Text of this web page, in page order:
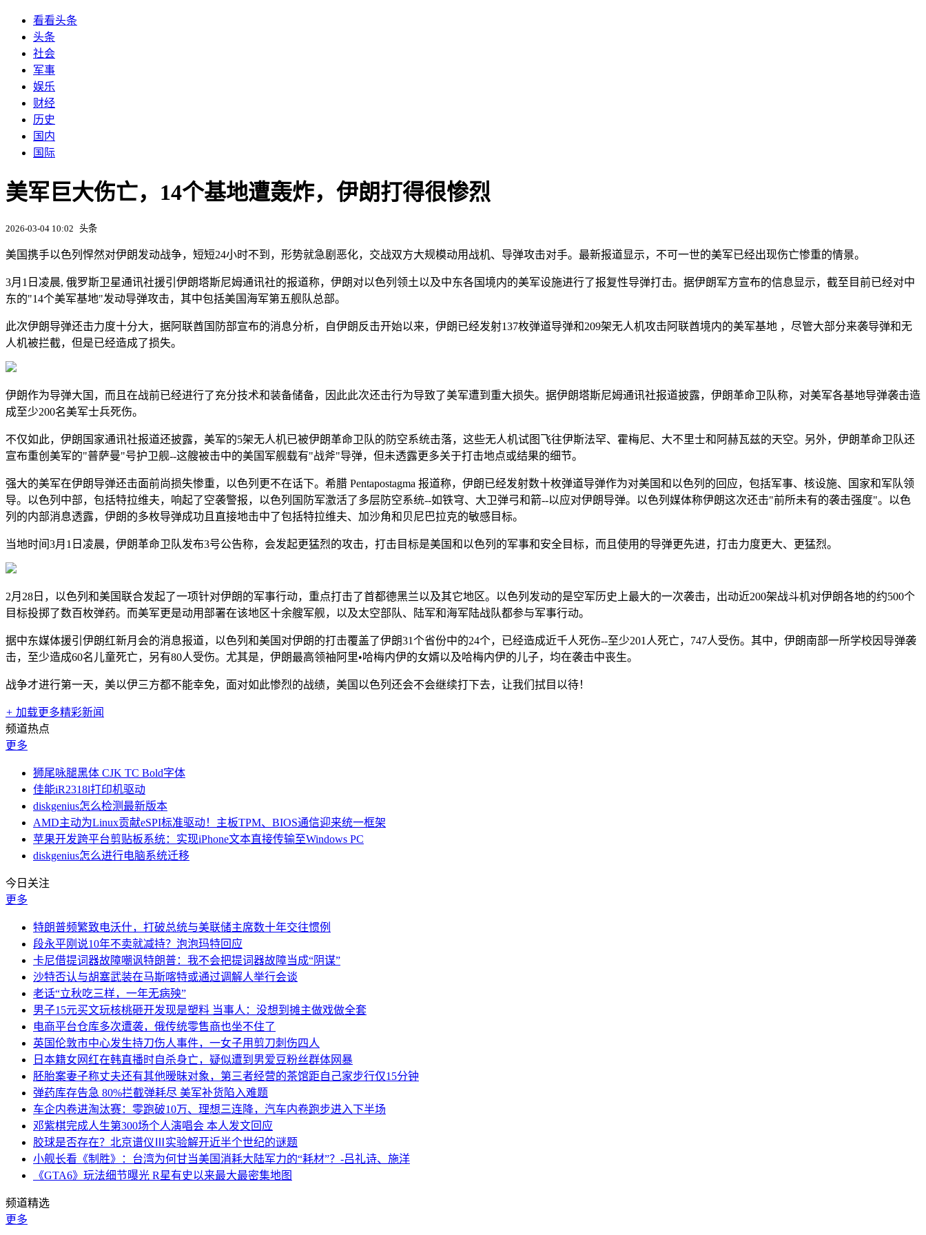
看看头条
头条
社会
军事
娱乐
财经
历史
国内
国际
美军巨大伤亡，14个基地遭轰炸，伊朗打得很惨烈
2026-03-04 10:02 头条
美国携手以色列悍然对伊朗发动战争，短短24小时不到，形势就急剧恶化，交战双方大规模动用战机、导弹攻击对手。最新报道显示，不可一世的美军已经出现伤亡惨重的情景。
3月1日凌晨, 俄罗斯卫星通讯社援引伊朗塔斯尼姆通讯社的报道称，伊朗对以色列领土以及中东各国境内的美军设施进行了报复性导弹打击。据伊朗军方宣布的信息显示，截至目前已经对中
东的"14个美军基地"发动导弹攻击，其中包括美国海军第五舰队总部。
此次伊朗导弹还击力度十分大，据阿联酋国防部宣布的消息分析，自伊朗反击开始以来，伊朗已经发射137枚弹道导弹和209架无人机攻击阿联酋境内的美军基地 ，尽管大部分来袭导弹和无
人机被拦截，但是已经造成了损失。
伊朗作为导弹大国，而且在战前已经进行了充分技术和装备储备，因此此次还击行为导致了美军遭到重大损失。据伊朗塔斯尼姆通讯社报道披露，伊朗革命卫队称，对美军各基地导弹袭击造
成至少200名美军士兵死伤。
不仅如此，伊朗国家通讯社报道还披露，美军的5架无人机已被伊朗革命卫队的防空系统击落，这些无人机试图飞往伊斯法罕、霍梅尼、大不里士和阿赫瓦兹的天空。另外，伊朗革命卫队还
宣布重创美军的"普萨曼"号护卫舰--这艘被击中的美国军舰载有"战斧"导弹，但未透露更多关于打击地点或结果的细节。
强大的美军在伊朗导弹还击面前尚损失惨重，以色列更不在话下。希腊 Pentapostagma 报道称，伊朗已经发射数十枚弹道导弹作为对美国和以色列的回应，包括军事、核设施、国家和军队领
导。以色列中部，包括特拉维夫，响起了空袭警报，以色列国防军激活了多层防空系统--如铁穹、大卫弹弓和箭--以应对伊朗导弹。以色列媒体称伊朗这次还击"前所未有的袭击强度"。以色
列的内部消息透露，伊朗的多枚导弹成功且直接地击中了包括特拉维夫、加沙角和贝尼巴拉克的敏感目标。
当地时间3月1日凌晨，伊朗革命卫队发布3号公告称，会发起更猛烈的攻击，打击目标是美国和以色列的军事和安全目标，而且使用的导弹更先进，打击力度更大、更猛烈。
2月28日，以色列和美国联合发起了一项针对伊朗的军事行动，重点打击了首都德黑兰以及其它地区。以色列发动的是空军历史上最大的一次袭击，出动近200架战斗机对伊朗各地的约500个
目标投掷了数百枚弹药。而美军更是动用部署在该地区十余艘军舰，以及太空部队、陆军和海军陆战队都参与军事行动。
据中东媒体援引伊朗红新月会的消息报道，以色列和美国对伊朗的打击覆盖了伊朗31个省份中的24个，已经造成近千人死伤--至少201人死亡，747人受伤。其中，伊朗南部一所学校因导弹袭
击，至少造成60名儿童死亡，另有80人受伤。尤其是，伊朗最高领袖阿里•哈梅内伊的女婿以及哈梅内伊的儿子，均在袭击中丧生。
战争才进行第一天，美以伊三方都不能幸免，面对如此惨烈的战绩，美国以色列还会不会继续打下去，让我们拭目以待！
+ 加载更多精彩新闻
频道热点
更多
狮尾咏腿黑体 CJK TC Bold字体
佳能iR2318l打印机驱动
diskgenius怎么检测最新版本
AMD主动为Linux贡献eSPI标准驱动！主板TPM、BIOS通信迎来统一框架
苹果开发跨平台剪贴板系统：实现iPhone文本直接传输至Windows PC
diskgenius怎么进行电脑系统迁移
今日关注
更多
特朗普频繁致电沃什，打破总统与美联储主席数十年交往惯例
段永平刚说10年不卖就减持？泡泡玛特回应
卡尼借提词器故障嘲讽特朗普：我不会把提词器故障当成“阴谋”
沙特否认与胡塞武装在马斯喀特或通过调解人举行会谈
老话“立秋吃三样，一年无病殃”
男子15元买文玩核桃砸开发现是塑料 当事人：没想到摊主做戏做全套
电商平台仓库多次遭袭，俄传统零售商也坐不住了
英国伦敦市中心发生持刀伤人事件，一女子用剪刀刺伤四人
日本籍女网红在韩直播时自杀身亡，疑似遭到男爱豆粉丝群体网暴
胚胎案妻子称丈夫还有其他暧昧对象，第三者经营的茶馆距自己家步行仅15分钟
弹药库存告急 80%拦截弹耗尽 美军补货陷入难题
车企内卷进淘汰赛：零跑破10万、理想三连降，汽车内卷跑步进入下半场
邓紫棋完成人生第300场个人演唱会 本人发文回应
胶球是否存在？北京谱仪Ⅲ实验解开近半个世纪的谜题
小舰长看《制胜》：台湾为何甘当美国消耗大陆军力的“耗材”？-吕礼诗、施洋
《GTA6》玩法细节曝光 R星有史以来最大最密集地图
频道精选
更多